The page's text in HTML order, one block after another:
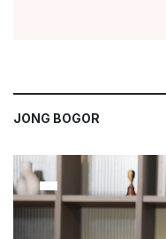
JONG BOGOR